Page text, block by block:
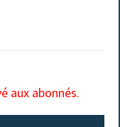
aux abonnés.